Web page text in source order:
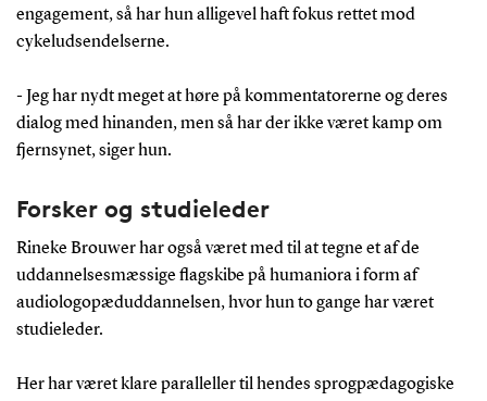
engagement, så har hun alligevel haft fokus rettet mod
cykeludsendelserne.
- Jeg har nydt meget at høre på kommentatorerne og deres
dialog med hinanden, men så har der ikke været kamp om
fjernsynet, siger hun.
Forsker og studieleder
Rineke Brouwer har også været med til at tegne et af de
uddannelsesmæssige flagskibe på humaniora i form af
audiologopæduddannelsen, hvor hun to gange har været
studieleder.
Her har været klare paralleller til hendes sprogpædagogiske